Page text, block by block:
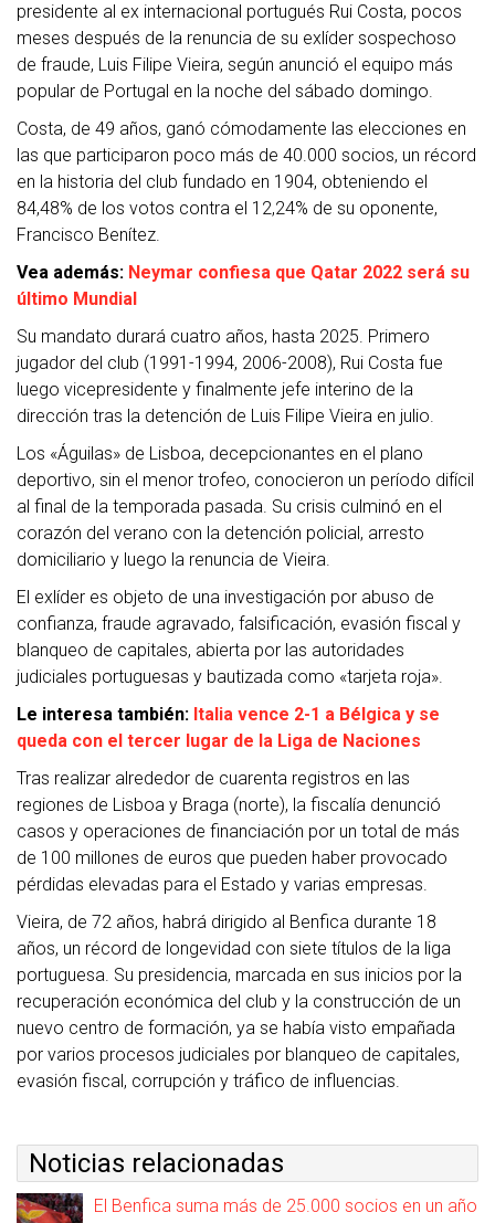
presidente al ex internacional portugués Rui Costa, pocos
meses después de la renuncia de su exlíder sospechoso
de fraude, Luis Filipe Vieira, según anunció el equipo más
popular de Portugal en la noche del sábado domingo.
Costa, de 49 años, ganó cómodamente las elecciones en
las que participaron poco más de 40.000 socios, un récord
en la historia del club fundado en 1904, obteniendo el
84,48% de los votos contra el 12,24% de su oponente,
Francisco Benítez.
Vea además: Neymar confiesa que Qatar 2022 será su
último Mundial
Su mandato durará cuatro años, hasta 2025. Primero
jugador del club (1991-1994, 2006-2008), Rui Costa fue
luego vicepresidente y finalmente jefe interino de la
dirección tras la detención de Luis Filipe Vieira en julio.
Los «Águilas» de Lisboa, decepcionantes en el plano
deportivo, sin el menor trofeo, conocieron un período difícil
al final de la temporada pasada. Su crisis culminó en el
corazón del verano con la detención policial, arresto
domiciliario y luego la renuncia de Vieira.
El exlíder es objeto de una investigación por abuso de
confianza, fraude agravado, falsificación, evasión fiscal y
blanqueo de capitales, abierta por las autoridades
judiciales portuguesas y bautizada como «tarjeta roja».
Le interesa también: Italia vence 2-1 a Bélgica y se
queda con el tercer lugar de la Liga de Naciones
Tras realizar alrededor de cuarenta registros en las
regiones de Lisboa y Braga (norte), la fiscalía denunció
casos y operaciones de financiación por un total de más
de 100 millones de euros que pueden haber provocado
pérdidas elevadas para el Estado y varias empresas.
Vieira, de 72 años, habrá dirigido al Benfica durante 18
años, un récord de longevidad con siete títulos de la liga
portuguesa. Su presidencia, marcada en sus inicios por la
recuperación económica del club y la construcción de un
nuevo centro de formación, ya se había visto empañada
por varios procesos judiciales por blanqueo de capitales,
evasión fiscal, corrupción y tráfico de influencias.
Noticias relacionadas
El Benfica suma más de 25.000 socios en un año